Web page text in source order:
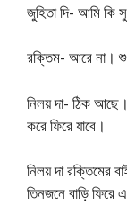
জুহিতা দি- আমি কি
রক্তিম- আরে না।
নিলয় দা- ঠিক
করে ফিরে যাবে।
নিলয় দা রক্তিমের
তিনজনে বাড়ি ফিরে